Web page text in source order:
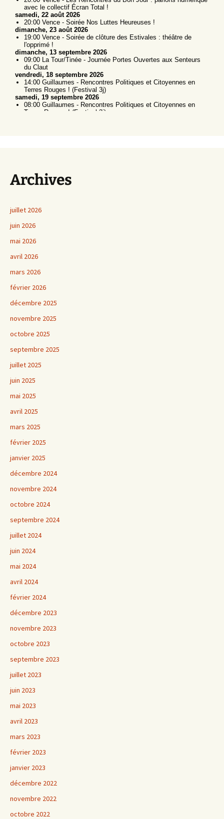
Archives
juillet 2026
juin 2026
mai 2026
avril 2026
mars 2026
février 2026
décembre 2025
novembre 2025
octobre 2025
septembre 2025
juillet 2025
juin 2025
mai 2025
avril 2025
mars 2025
février 2025
janvier 2025
décembre 2024
novembre 2024
octobre 2024
septembre 2024
juillet 2024
juin 2024
mai 2024
avril 2024
février 2024
décembre 2023
novembre 2023
octobre 2023
septembre 2023
juillet 2023
juin 2023
mai 2023
avril 2023
mars 2023
février 2023
janvier 2023
décembre 2022
novembre 2022
octobre 2022